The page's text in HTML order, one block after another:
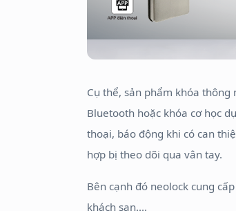
Cụ thể, sản phẩm khóa
Bluetooth hoặc khóa cơ học
thoại, báo động khi có can
hợp bị theo dõi qua vân tay.
Bên cạnh đó neolock cung
khách sạn....